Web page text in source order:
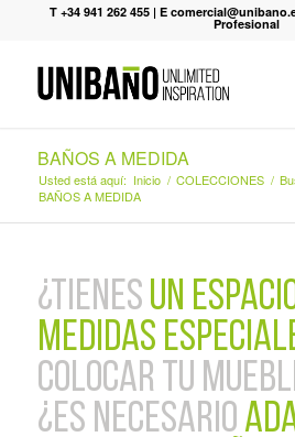
T +34 941 262 455 |E
Profesional
BAÑOS A MEDIDA
Usted está aquí: Inicio / COLECCIONES /
BAÑOS A MEDIDA
¿Tienes un
medidas
colocar tu
¿Es necesario